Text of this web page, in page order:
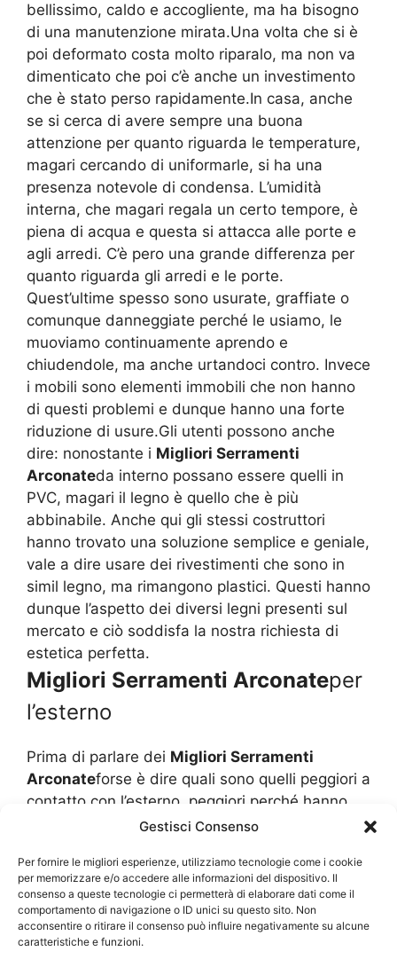
Gestisci Consenso
Per fornire le migliori esperienze, utilizziamo tecnologie come i cookie
per memorizzare e/o accedere alle informazioni del dispositivo. Il
consenso a queste tecnologie ci permetterà di elaborare dati come il
comportamento di navigazione o ID unici su questo sito. Non
acconsentire o ritirare il consenso può influire negativamente su alcune
caratteristiche e funzioni.
bellissimo, caldo e accogliente, ma ha bisogno
di una manutenzione mirata.Una volta che si è
poi deformato costa molto riparalo, ma non va
dimenticato che poi c’è anche un investimento
che è stato perso rapidamente.In casa, anche
se si cerca di avere sempre una buona
attenzione per quanto riguarda le temperature,
magari cercando di uniformarle, si ha una
presenza notevole di condensa. L’umidità
interna, che magari regala un certo tempore, è
piena di acqua e questa si attacca alle porte e
agli arredi. C’è pero una grande differenza per
quanto riguarda gli arredi e le porte.
Quest’ultime spesso sono usurate, graffiate o
comunque danneggiate perché le usiamo, le
muoviamo continuamente aprendo e
chiudendole, ma anche urtandoci contro. Invece
i mobili sono elementi immobili che non hanno
di questi problemi e dunque hanno una forte
riduzione di usure.Gli utenti possono anche
dire: nonostante i Migliori Serramenti
Arconateda interno possano essere quelli in
PVC, magari il legno è quello che è più
abbinabile. Anche qui gli stessi costruttori
hanno trovato una soluzione semplice e geniale,
vale a dire usare dei rivestimenti che sono in
simil legno, ma rimangono plastici. Questi hanno
dunque l’aspetto dei diversi legni presenti sul
mercato e ciò soddisfa la nostra richiesta di
estetica perfetta.
Migliori Serramenti Arconateper
l’esterno
Prima di parlare dei Migliori Serramenti
Arconateforse è dire quali sono quelli peggiori a
contatto con l’esterno, peggiori perché hanno
dei problemi di manutenzione, dove poi costi di
esempio quello che è considerato il peggiore
serramento da esterno poiché è molto soggetto
alle intemperie. L’umidità e la pioggia sono quelli
che effettivamente danno molti problemi perché